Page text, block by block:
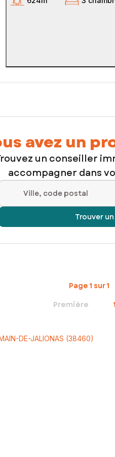
avez un
un conseiller
accompagner dans
Ville, code postal
Trouver
Page 1 sur 1
Première
1
DE-JALIONAS (38460)